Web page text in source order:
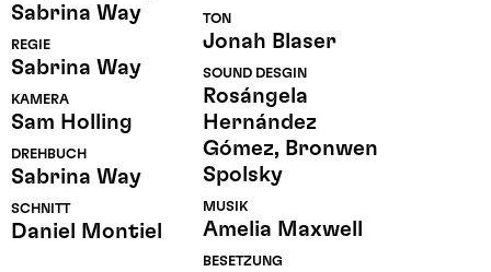
Sabrina Way
REGIE
Sabrina Way
KAMERA
Sam Holling
DREHBUCH
Sabrina Way
SCHNITT
Daniel Montiel
TON
Jonah Blaser
SOUND DESGIN
Rosángela
Hernández
Gómez, Bronwen
Spolsky
MUSIK
Amelia Maxwell
BESETZUNG